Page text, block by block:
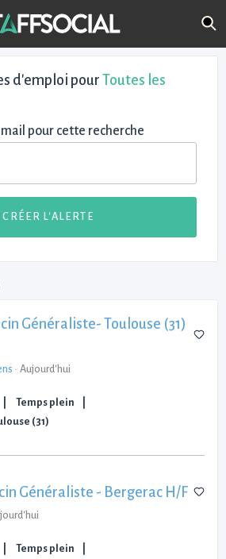
d'emploi pour Toutes les
pour cette recherche
CRÉER L'ALERTE
Généraliste- Toulouse (31)
- Aujourd'hui
Temps plein
(31)
Généraliste - Bergerac H/F
Temps plein